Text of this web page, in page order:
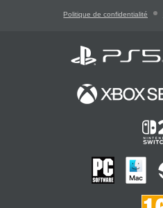
Politique de confidentialité